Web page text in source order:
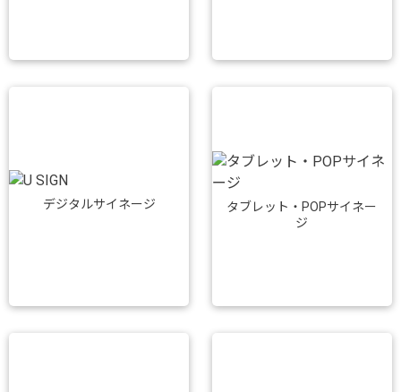
デジタルサイネージ
タブレット・POPサイネー
ジ